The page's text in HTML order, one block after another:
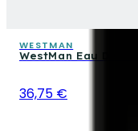
WESTMAN
WestMan Eau De
36,75 €